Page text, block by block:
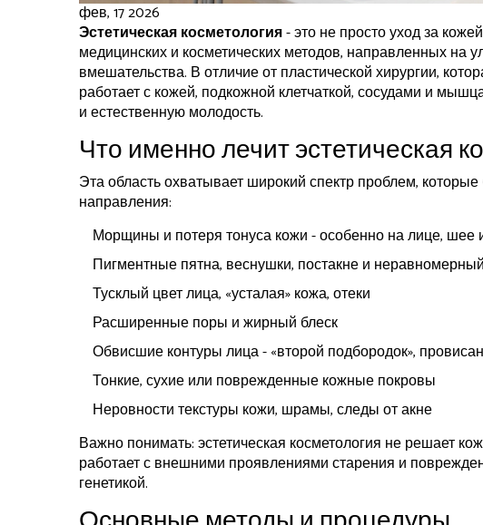
фев, 17 2026
Эстетическая косметология- это не просто уход за
медицинских и косметических методов, направленных на
вмешательства. В отличие от пластической хирургии,
работает с кожей, подкожной клетчаткой, сосудами и
и естественную молодость.
Что именно лечит эстетическая
Эта область охватывает широкий спектр проблем,
направления:
Морщины и потеря тонуса кожи - особенно на лице, шее
Пигментные пятна, веснушки, постакне и
Тусклый цвет лица, «усталая» кожа, отеки
Расширенные поры и жирный блеск
Обвисшие контуры лица - «второй подбородок»,
Тонкие, сухие или поврежденные кожные покровы
Неровности текстуры кожи, шрамы, следы от акне
Важно понимать: эстетическая косметология не решает
работает с внешними проявлениями старения и
генетикой.